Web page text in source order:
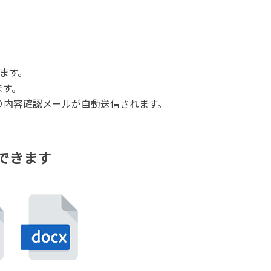
。
。
容確認メールが自動送信されます。
きます